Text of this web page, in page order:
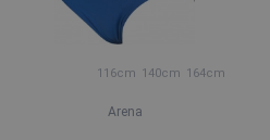
116cm 140cm 164cm
Arena